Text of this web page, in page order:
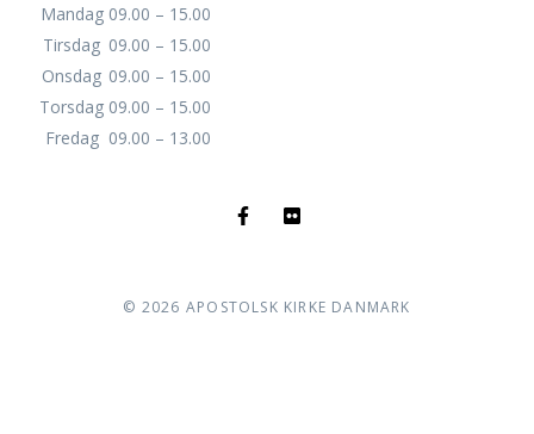
Mandag 09.00 – 15.00
Tirsdag 09.00 – 15.00
Onsdag 09.00 – 15.00
Torsdag 09.00 – 15.00
Fredag 09.00 – 13.00
© 2026 APOSTOLSK KIRKE DANMARK